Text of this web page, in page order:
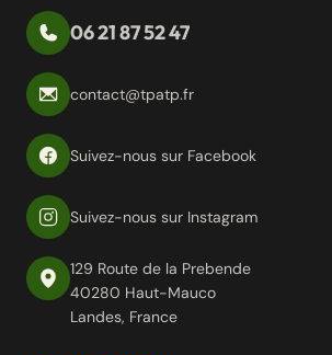
06 21 87 52 47
contact@tpatp.fr
Suivez-nous sur Facebook
Suivez-nous sur Instagram
129 Route de la Prebende
40280 Haut-Mauco
Landes, France